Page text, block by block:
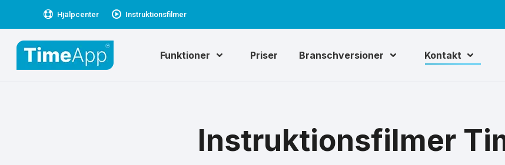
Hjälpcenter Instruktionsfilmer
Funktioner Priser Branschversioner Kontakt
Instruktionsfilmer